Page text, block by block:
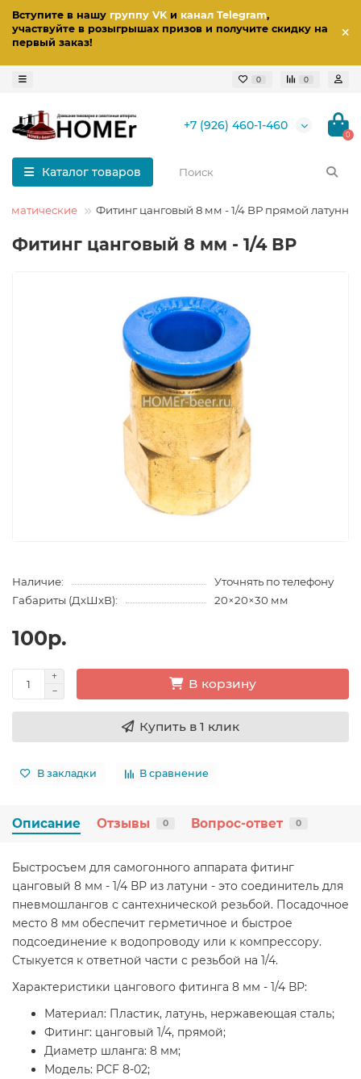
Вступите в нашу группу VKи канал Telegram,
участвуйте в розыгрышах призов и получите скидку на
первый заказ!
0 0
+7 (926) 460-1-460
0
Каталог товаров
Фитинг цанговый 8 мм - 1/4 ВР прямой
Фитинг цанговый 8 мм - 1/4 ВР
Наличие:
Уточнять по телефону
Габариты (ДхШхВ):
20×20×30 мм
100р.
В корзину
Купить в 1 клик
В закладки В сравнение
Описание Отзывы 0 Вопрос-ответ 0
Быстросъем для самогонного аппарата фитинг
цанговый 8 мм - 1/4 ВР из латуни - это соединитель для
пневмошлангов с сантехнической резьбой. Посадочное
место 8 мм обеспечит герметичное и быстрое
подсоединение к водопроводу или к компрессору.
Стыкуется к ответной части с резьбой на 1/4.
Характеристики цангового фитинга 8 мм - 1/4 ВР:
Материал: Пластик, латунь, нержавеющая сталь;
Фитинг: цанговый 1/4, прямой;
Диаметр шланга: 8 мм;
Модель: PCF 8-02;